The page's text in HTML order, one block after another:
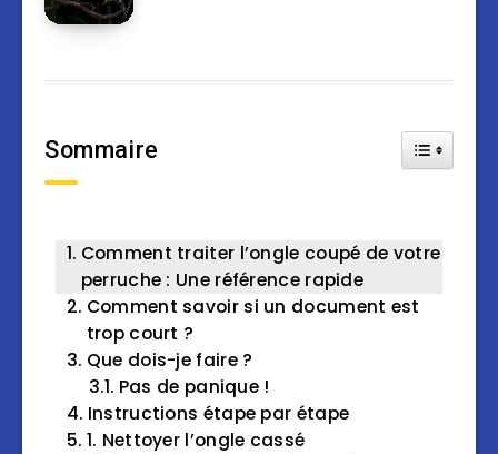
Sommaire Toggle
Comment traiter l’ongle coupé de votre
perruche : Une référence rapide
Comment savoir si un document est
trop court ?
Que dois-je faire ?
Pas de panique !
Instructions étape par étape
1. Nettoyer l’ongle cassé